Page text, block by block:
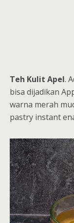
Teh Kulit Apel.
bisa dijadikan
warna merah
pastry instant